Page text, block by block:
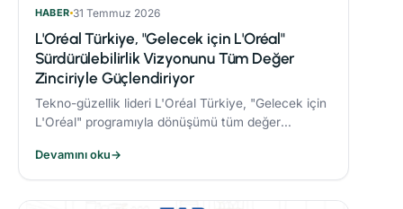
HABER 31 Temmuz 2026
L'Oréal Türkiye, "Gelecek için L'Oréal"
Sürdürülebilirlik Vizyonunu Tüm Değer
Zinciriyle Güçlendiriyor
Tekno-güzellik lideri L'Oréal Türkiye, "Gelecek için
L'Oréal" programıyla dönüşümü tüm değer
Devamını oku→